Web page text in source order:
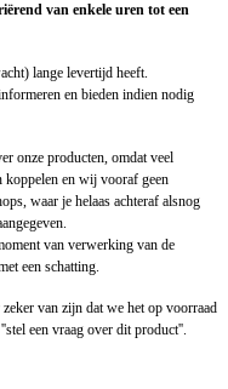
van enkele uren tot een
lange levertijd heeft.
en bieden indien nodig
onze producten, omdat veel
koppelen en wij vooraf geen
waar je helaas achteraf alsnog
van verwerking van de
een schatting.
van zijn dat we het op voorraad
een vraag over dit product''.